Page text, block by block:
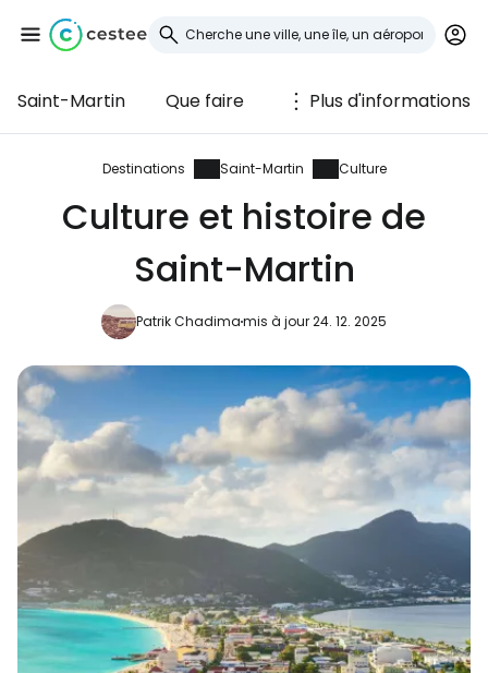
Saint-Martin Que faire Plus d'informations
Destinations Saint-Martin Culture
Culture et histoire de
Saint-Martin
Patrik Chadimamis à jour 24. 12. 2025
Se connecter à
Cestee
... la communauté mondiale des voyageurs
Continuer avec Facebook
Poursuivre avec le courrier
électronique